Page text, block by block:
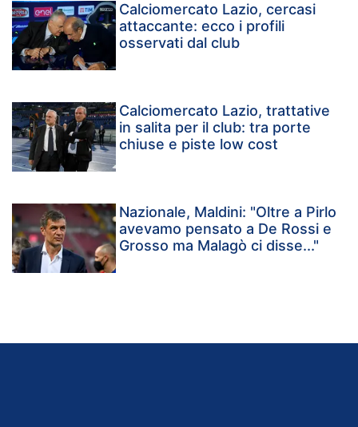
Calciomercato Lazio, cercasi
attaccante: ecco i profili
osservati dal club
Calciomercato Lazio, trattative
in salita per il club: tra porte
chiuse e piste low cost
Nazionale, Maldini: "Oltre a Pirlo
avevamo pensato a De Rossi e
Grosso ma Malagò ci disse..."